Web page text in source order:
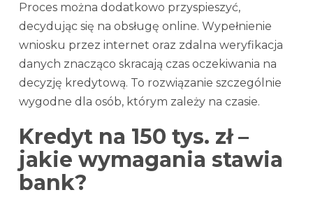
Proces można dodatkowo przyspieszyć,
decydując się na obsługę online. Wypełnienie
wniosku przez internet oraz zdalna weryfikacja
danych znacząco skracają czas oczekiwania na
decyzję kredytową. To rozwiązanie szczególnie
wygodne dla osób, którym zależy na czasie.
Kredyt na 150 tys. zł –
jakie wymagania stawia
bank?